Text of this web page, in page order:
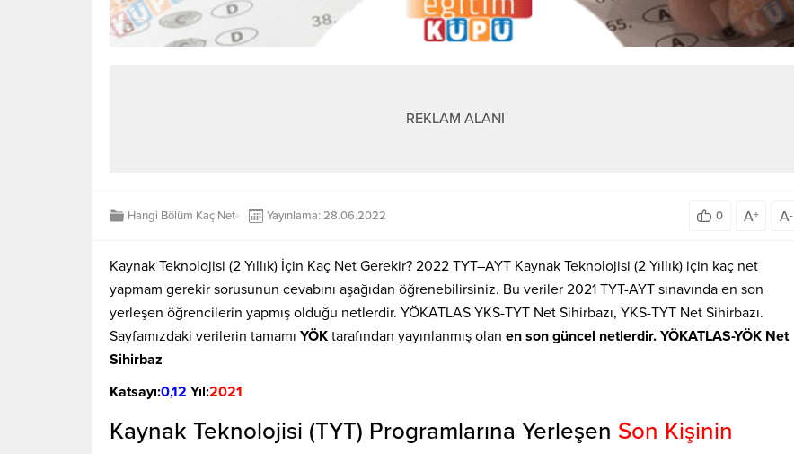
REKLAM ALANI
Hangi Bölüm Kaç Net Yayınlama: 28.06.2022 0 A+ A-
Kaynak Teknolojisi (2 Yıllık) İçin Kaç Net Gerekir? 2022 TYT–AYT Kaynak Teknolojisi (2 Yıllık) için kaç net
yapmam gerekir sorusunun cevabını aşağıdan öğrenebilirsiniz. Bu veriler 2021 TYT-AYT sınavında en son
yerleşen öğrencilerin yapmış olduğu netlerdir. YÖKATLAS YKS-TYT Net Sihirbazı, YKS-TYT Net Sihirbazı.
Sayfamızdaki verilerin tamamı YÖK tarafından yayınlanmış olan en son güncel netlerdir. YÖKATLAS-YÖK Net
Sihirbaz
Katsayı:0,12 Yıl:2021
Kaynak Teknolojisi (TYT) Programlarına Yerleşen Son Kişinin